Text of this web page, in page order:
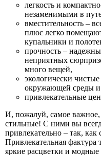
легкость и
незаменимыми в
вместительность –
плюс легко
купальники и
прочность –
неприятных
много вещей,
экологически
окружающей среды
привлекательные
И, пожалуй, самое
стильные! С ними вы
привлекательно – так, как
Привлекательная
яркие расцветки и